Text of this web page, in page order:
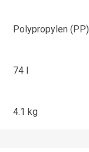
Polypropylen (PP)
74 l
4.1 kg